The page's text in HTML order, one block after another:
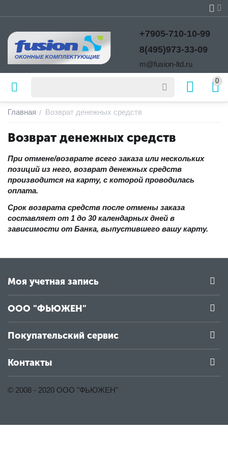
+7905-710-10-99
8(495)973-33-09
m@fusion-ltd.ru
0
Главная / Возврат денежных средств
Возврат денежных средств
При отмене/возврате всего заказа или нескольких
позиций из него, возврат денежных средств
производится на карту, с которой проводилась
оплата.
Срок возврата средств после отмены заказа
составляет от 1 до 30 календарных дней в
зависимости от Банка, выпустившего вашу карту.
Моя учетная запись
ООО "ФЬЮЖЕН"
Покупательский сервис
Контакты
© 2008 - 2020 ООО "ФЬЮЖЕН"